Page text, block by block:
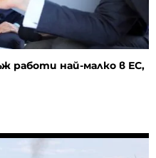
работи най-малко в ЕС,